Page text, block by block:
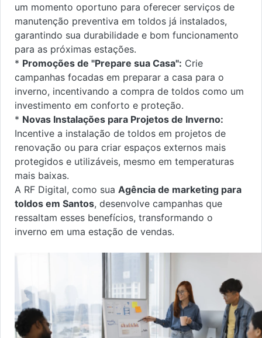
um momento oportuno para oferecer serviços de
manutenção preventiva em toldos já instalados,
garantindo sua durabilidade e bom funcionamento
para as próximas estações.
* Promoções de "Prepare sua Casa": Crie
campanhas focadas em preparar a casa para o
inverno, incentivando a compra de toldos como um
investimento em conforto e proteção.
* Novas Instalações para Projetos de Inverno:
Incentive a instalação de toldos em projetos de
renovação ou para criar espaços externos mais
protegidos e utilizáveis, mesmo em temperaturas
mais baixas.
A RF Digital, como sua Agência de marketing para
toldos em Santos, desenvolve campanhas que
ressaltam esses benefícios, transformando o
inverno em uma estação de vendas.